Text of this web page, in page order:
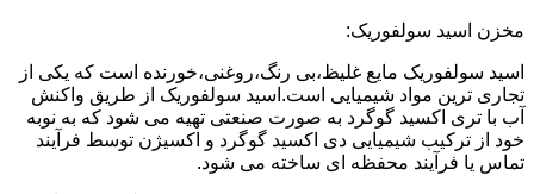
مخزن اسید سولفوریک:
اسید سولفوریک مایع غلیظ،بی رنگ،روغنی،خورنده است که یکی از
تجاری ترین مواد شیمیایی است.اسید سولفوریک از طریق واکنش
آب با تری اکسید گوگرد به صورت صنعتی تهیه می شود که به نوبه
خود از ترکیب شیمیایی دی اکسید گوگرد و اکسیژن توسط فرآیند
تماس یا فرآیند محفظه ای ساخته می شود.